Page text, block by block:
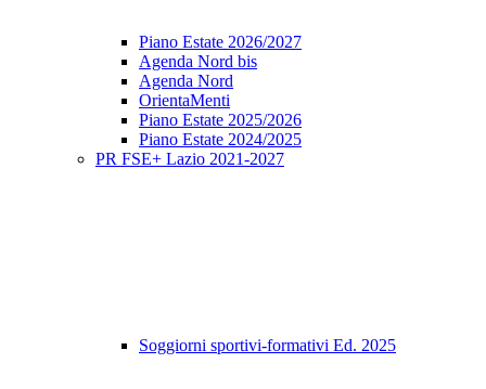
Piano Estate 2026/2027
Agenda Nord bis
Agenda Nord
OrientaMenti
Piano Estate 2025/2026
Piano Estate 2024/2025
PR FSE+ Lazio 2021-2027
Soggiorni sportivi-formativi Ed. 2025